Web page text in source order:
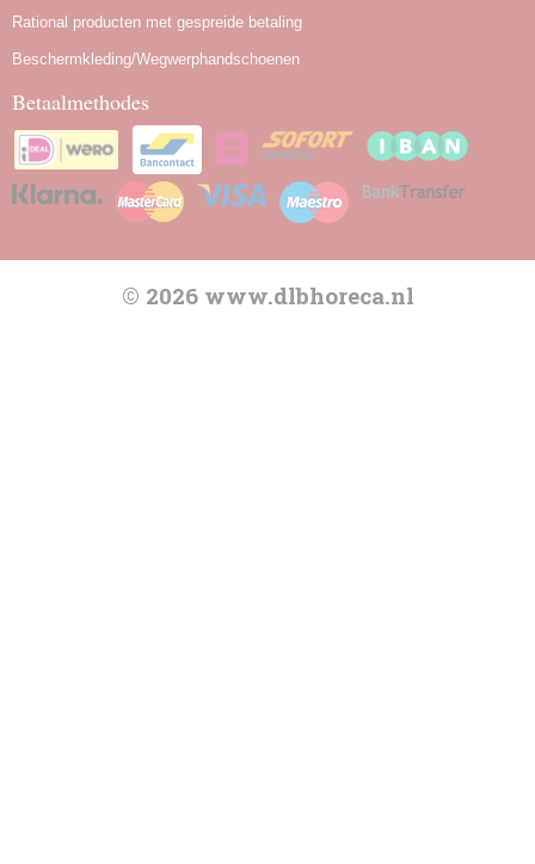
Rational producten met gespreide betaling
Beschermkleding/Wegwerphandschoenen
Betaalmethodes
© 2026 www.dlbhoreca.nl